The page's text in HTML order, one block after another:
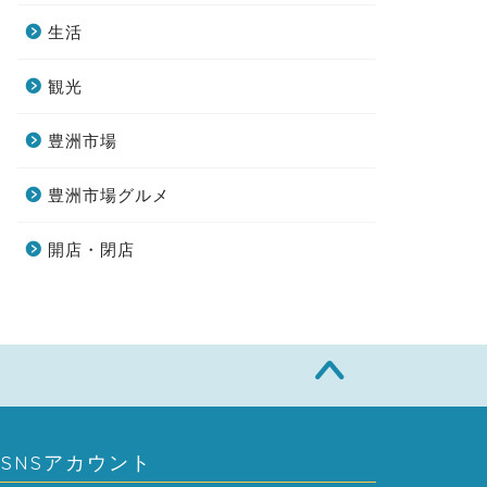
生活
観光
豊洲市場
豊洲市場グルメ
開店・閉店
SNSアカウント